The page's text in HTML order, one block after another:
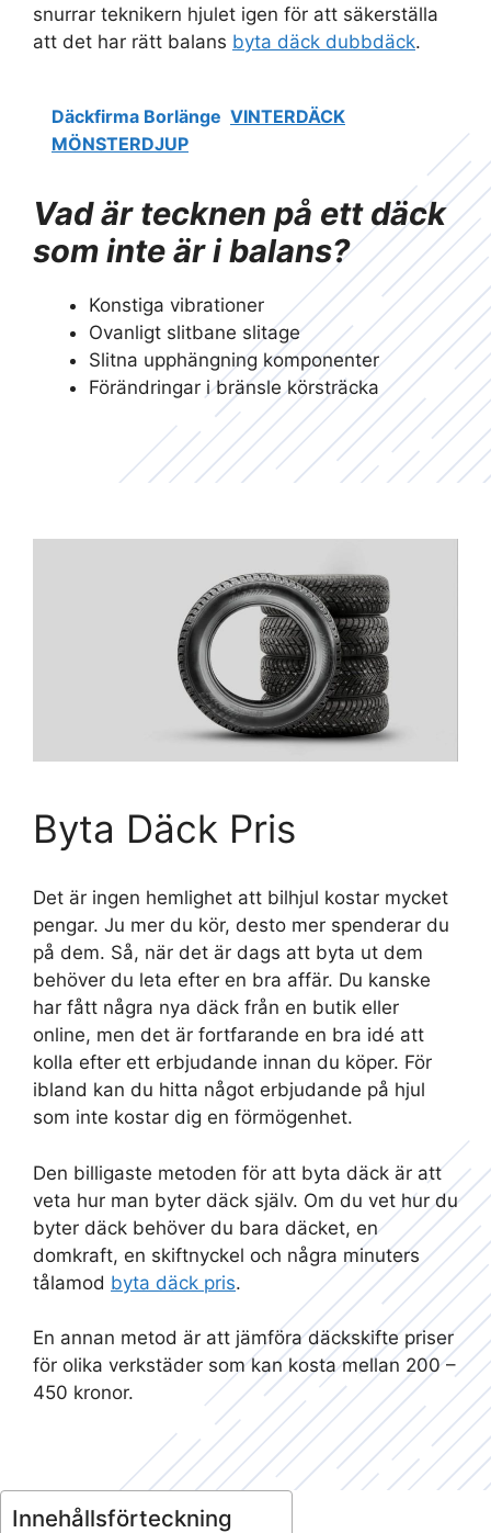
snurrar teknikern hjulet igen för att säkerställa
att det har rätt balans byta däck dubbdäck.
Däckfirma Borlänge VINTERDÄCK
MÖNSTERDJUP
Vad är tecknen på ett däck
som inte är i balans?
Konstiga vibrationer
Ovanligt slitbane slitage
Slitna upphängning komponenter
Förändringar i bränsle körsträcka
Byta Däck Pris
Det är ingen hemlighet att bilhjul kostar mycket
pengar. Ju mer du kör, desto mer spenderar du
på dem. Så, när det är dags att byta ut dem
behöver du leta efter en bra affär. Du kanske
har fått några nya däck från en butik eller
online, men det är fortfarande en bra idé att
kolla efter ett erbjudande innan du köper. För
ibland kan du hitta något erbjudande på hjul
som inte kostar dig en förmögenhet.
Den billigaste metoden för att byta däck är att
veta hur man byter däck själv. Om du vet hur du
byter däck behöver du bara däcket, en
domkraft, en skiftnyckel och några minuters
tålamod byta däck pris.
En annan metod är att jämföra däckskifte priser
för olika verkstäder som kan kosta mellan 200 –
450 kronor.
Innehållsförteckning